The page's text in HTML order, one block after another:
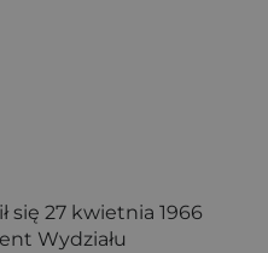
się 27 kwietnia 1966
Wydziału